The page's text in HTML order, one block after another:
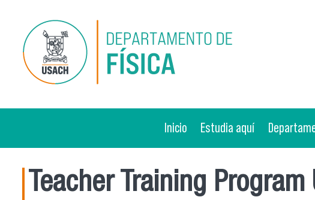
Inicio Estudia aquí
Teacher Training Program